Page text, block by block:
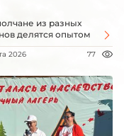
из разных
делятся опытом
2026 77